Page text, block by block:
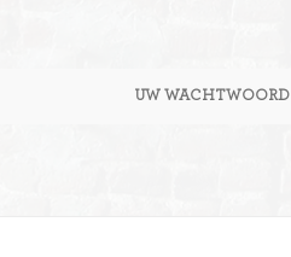
UW WACHTWOORD